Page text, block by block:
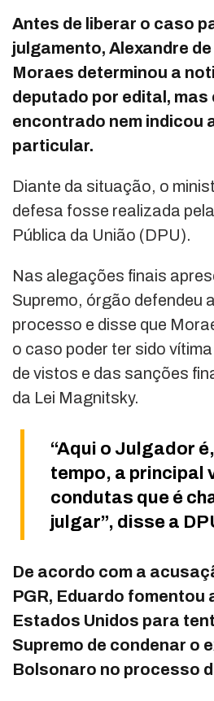
Antes de liberar o caso
julgamento, Alexandre de
Moraes determinou a
deputado por edital, mas
encontrado nem indicou
particular.
Diante da situação, o
defesa fosse realizada
Pública da União (DPU).
Nas alegações finais
Supremo, órgão defendeu
processo e disse que
o caso poder ter sido
de vistos e das sanções
da Lei Magnitsky.
“Aqui o Julgador
tempo, a principal
condutas que é
julgar”, disse a
De acordo com a
PGR, Eduardo fomentou
Estados Unidos para
Supremo de condenar o
Bolsonaro no processo